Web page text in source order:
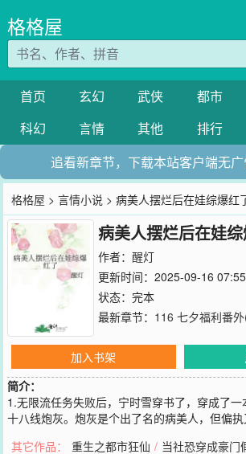
格格屋
首页 玄幻 武侠 都市
科幻
言情 其他 排行
追看新章节，下载本站客户端无
格格屋 >言情小说 > 病美人摆烂后在娃综爆红
病美人摆烂后在娃
作者： 醒灯
更新时间：2025-09-16
状态：完本
最新章节： 116 七夕福利番
加入书架
简介：
1.无限流任务失败后，宁时雪穿书了，穿成了一
十八线炮灰。炮灰是个出了名的病美人，但偏
心，开始给主角攻下药，虐待反派的崽。最后不
其它作品： 重生之都市狂仙 / 当社恐穿成豪门